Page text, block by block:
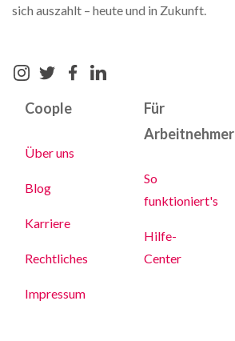
sich auszahlt – heute und in Zukunft.
Coople
Über uns
Blog
Karriere
Rechtliches
Impressum
Für
Arbeitnehmer
So
funktioniert's
Hilfe-
Center